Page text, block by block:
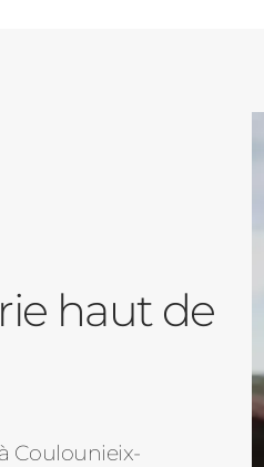
haut de
Coulounieix-